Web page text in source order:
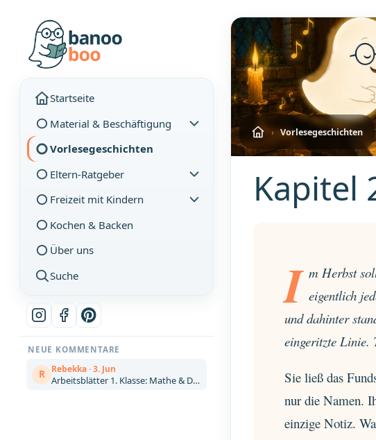
Startseite
Material & Beschäftigung
Vorlesegeschichten
Eltern-Ratgeber
Freizeit mit Kindern
Kochen & Backen
Über uns
Suche
NEUE KOMMENTARE
R Rebekka · 3. Jun
Arbeitsblätter 1. Klasse: Mathe & Deutsch kostenlos zum Ausdrucken (Artikel)
› Vorlesegeschichten
Kapitel
I m Herbst
eigentlich
und dahinter
eingeritzte Linie.
Sie ließ das
nur die Namen.
einzige Notiz.